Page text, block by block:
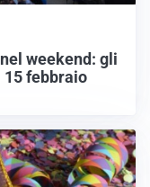
weekend: gli
15 febbraio